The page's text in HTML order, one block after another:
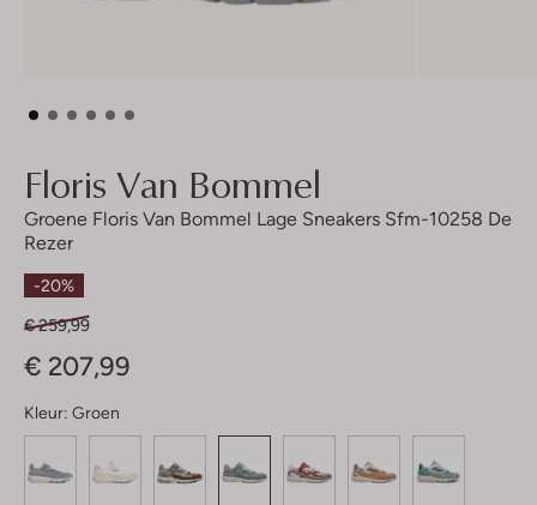
Floris Van Bommel
Groene Floris Van Bommel Lage Sneakers Sfm-10258 De
Rezer
-20%
€ 259,99
€ 207,99
Kleur: Groen